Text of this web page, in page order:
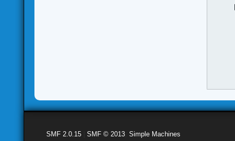
SMF 2.0.15 |SMF © 2013 ,Simple Machines